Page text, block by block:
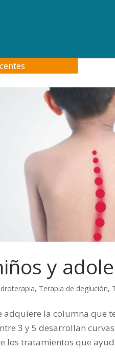
y
, Terapia de deglución,
adquiere la columna que
3 y 5 desarrollan
los tratamientos que